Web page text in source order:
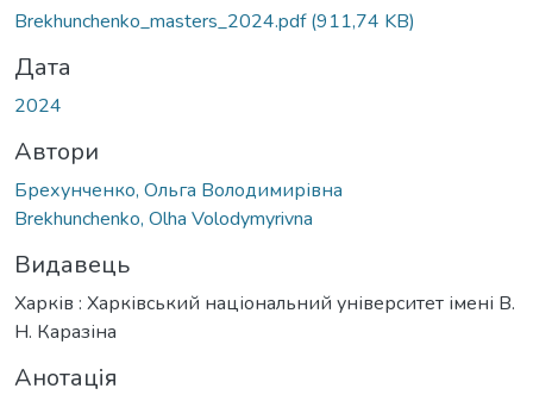
Brekhunchenko_masters_2024.pdf(911,74 KB)
Дата
2024
Автори
Брехунченко, Ольга Володимирівна
Brekhunchenko, Olha Volodymyrivna
Видавець
Харків : Харківський національний університет імені В.
Н. Каразіна
Анотація